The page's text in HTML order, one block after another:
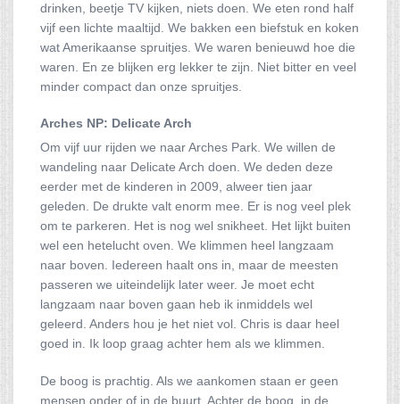
drinken, beetje TV kijken, niets doen. We eten rond half
vijf een lichte maaltijd. We bakken een biefstuk en koken
wat Amerikaanse spruitjes. We waren benieuwd hoe die
waren. En ze blijken erg lekker te zijn. Niet bitter en veel
minder compact dan onze spruitjes.
Arches NP: Delicate Arch
Om vijf uur rijden we naar Arches Park. We willen de
wandeling naar Delicate Arch doen. We deden deze
eerder met de kinderen in 2009, alweer tien jaar
geleden. De drukte valt enorm mee. Er is nog veel plek
om te parkeren. Het is nog wel snikheet. Het lijkt buiten
wel een hetelucht oven. We klimmen heel langzaam
naar boven. Iedereen haalt ons in, maar de meesten
passeren we uiteindelijk later weer. Je moet echt
langzaam naar boven gaan heb ik inmiddels wel
geleerd. Anders hou je het niet vol. Chris is daar heel
goed in. Ik loop graag achter hem als we klimmen.
De boog is prachtig. Als we aankomen staan er geen
mensen onder of in de buurt. Achter de boog, in de